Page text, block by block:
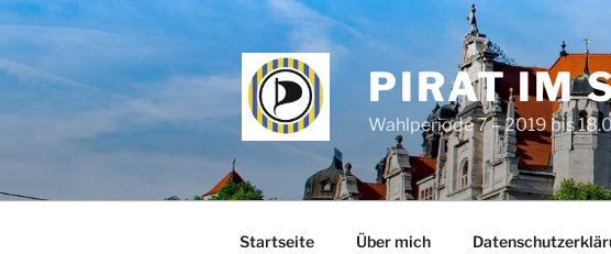
Zum
springen
PIRAT IM
Wahlperiode 7 – 2019 bis
Startseite Über mich